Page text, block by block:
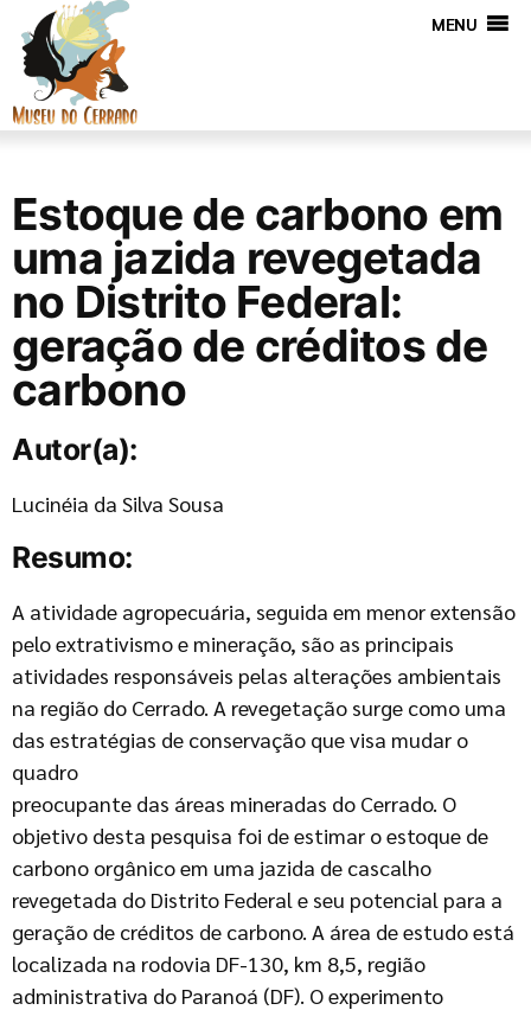
MENU
Estoque de carbono em
uma jazida revegetada
no Distrito Federal:
geração de créditos de
carbono
Autor(a):
Lucinéia da Silva Sousa
Resumo:
A atividade agropecuária, seguida em menor extensão
pelo extrativismo e mineração, são as principais
atividades responsáveis pelas alterações ambientais
na região do Cerrado. A revegetação surge como uma
das estratégias de conservação que visa mudar o
quadro
preocupante das áreas mineradas do Cerrado. O
objetivo desta pesquisa foi de estimar o estoque de
carbono orgânico em uma jazida de cascalho
revegetada do Distrito Federal e seu potencial para a
geração de créditos de carbono. A área de estudo está
localizada na rodovia DF-130, km 8,5, região
administrativa do Paranoá (DF). O experimento